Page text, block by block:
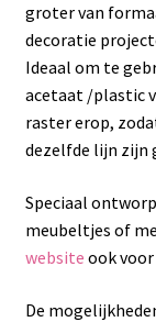
groter van
decoratie
Ideaal om te
acetaat /plastic
raster erop,
dezelfde lijn zijn
Speciaal
meubeltjes of
website ook
De